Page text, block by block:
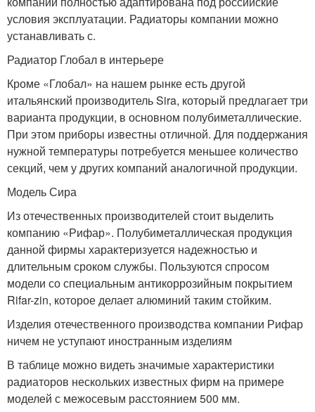
условия эксплуатации. Радиаторы компании можно
устанавливать с.
Радиатор Глобал в интерьере
Кроме «Глобал» на нашем рынке есть другой
итальянский производитель Sira, который предлагает три
варианта продукции, в основном полубиметаллические.
При этом приборы известны отличной. Для поддержания
нужной температуры потребуется меньшее количество
секций, чем у других компаний аналогичной продукции.
Модель Сира
Из отечественных производителей стоит выделить
компанию «Рифар». Полубиметаллическая продукция
данной фирмы характеризуется надежностью и
длительным сроком службы. Пользуются спросом
модели со специальным антикоррозийным покрытием
Rifar-zin, которое делает алюминий таким стойким.
Изделия отечественного производства компании Рифар
ничем не уступают иностранным изделиям
В таблице можно видеть значимые характеристики
радиаторов нескольких известных фирм на примере
моделей с межосевым расстоянием 500 мм.